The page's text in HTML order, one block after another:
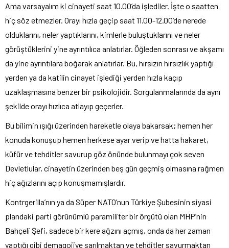
Ama varsayalım ki cinayeti saat 10.00’da işlediler. İşte o saatten
hiç söz etmezler. Orayı hızla geçip saat 11.00-12.00’de nerede
olduklarını, neler yaptıklarını, kimlerle buluştuklarını ve neler
görüştüklerini yine ayrıntılıca anlatırlar. Öğleden sonrası ve akşamı
da yine ayrıntılara boğarak anlatırlar. Bu, hırsızın hırsızlık yaptığı
yerden ya da katilin cinayet işlediği yerden hızla kaçıp
uzaklaşmasına benzer bir psikolojidir. Sorgulanmalarında da aynı
şekilde orayı hızlıca atlayıp geçerler.
Bu bilimin ışığı üzerinden hareketle olaya bakarsak; hemen her
konuda konuşup hemen herkese ayar verip ve hatta hakaret,
küfür ve tehditler savurup göz önünde bulunmayı çok seven
Devletlular, cinayetin üzerinden beş gün geçmiş olmasına rağmen
hiç ağızlarını açıp konuşmamışlardır.
Kontrgerilla’nın ya da Süper NATO’nun Türkiye Şubesinin siyasi
plandaki parti görünümlü paramiliter bir örgütü olan MHP’nin
Bahçeli Şefi, sadece bir kere ağzını açmış, onda da her zaman
yaptığı gibi demagojiye sarılmaktan ve tehditler savurmaktan